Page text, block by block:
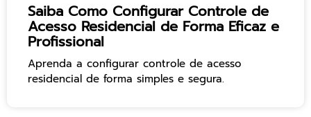
Saiba Como Configurar Controle de
Acesso Residencial de Forma Eficaz e
Profissional
Aprenda a configurar controle de acesso
residencial de forma simples e segura.